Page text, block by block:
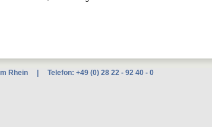
| Telefon: +49 (0) 28 22 - 92 40 - 0